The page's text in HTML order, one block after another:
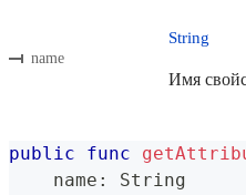
name
String
Имя
public func
    name
:
String